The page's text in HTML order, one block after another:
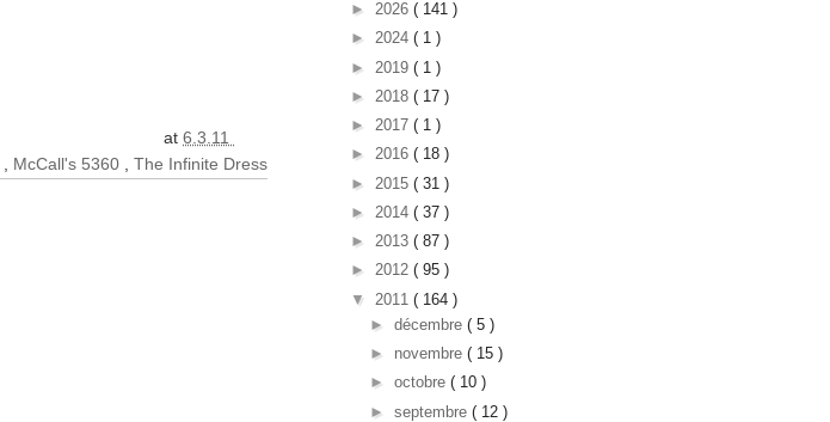
at 6.3.11
, McCall's 5360 , The Infinite Dress
► 2026 ( 141 )
► 2024 ( 1 )
► 2019 ( 1 )
► 2018 ( 17 )
► 2017 ( 1 )
► 2016 ( 18 )
► 2015 ( 31 )
► 2014 ( 37 )
► 2013 ( 87 )
► 2012 ( 95 )
▼ 2011 ( 164 )
► décembre ( 5 )
► novembre ( 15 )
► octobre ( 10 )
► septembre ( 12 )